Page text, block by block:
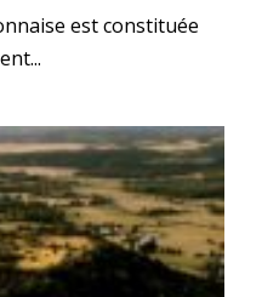
est constituée